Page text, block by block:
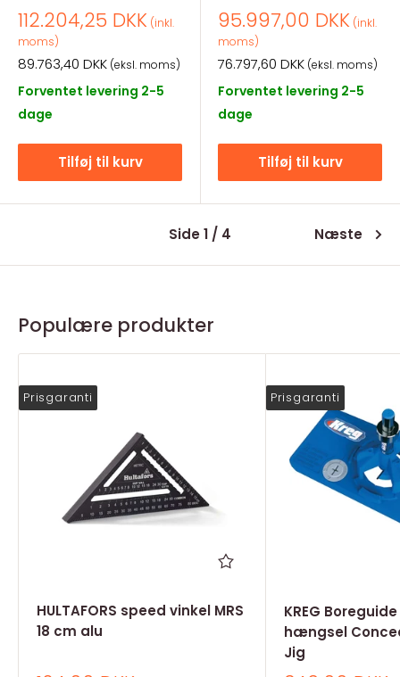
Salgspris
112.204,25 DKK (inkl.
moms)
Salgspris
89.763,40 DKK (eksl. moms)
Forventet levering 2-5
dage
Tilføj til kurv
Salgspris
95.997,00 DKK (inkl.
moms)
Salgspris
76.797,60 DKK (eksl. moms)
Forventet levering 2-5
dage
Tilføj til kurv
Side 1 / 4 Næste
Populære produkter
Prisgaranti
HULTAFORS speed vinkel MRS
18 cm alu
Prisgaranti
KREG
hængsel
Jig